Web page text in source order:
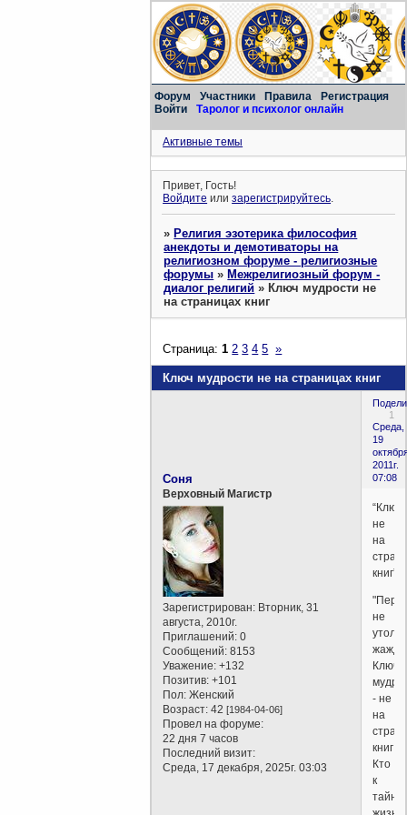
Форум Участники Правила
Регистрация
Войти
Таролог и психолог онлайн
Активные темы
Привет, Гость!
Войдите илизарегистрируйтесь.
»Религия эзотерика философия
анекдоты и демотиваторы на
религиозном форуме - религиозные
форумы »Межрелигиозный форум -
диалог религий »Ключ мудрости не
на страницах книг
Ключ мудрости не на страницах книг
Страница:1 2 3 4 5 »
1
Среда,
19
2011г.
07:08
Соня
Верховный Магистр
Зарегистрирован: Вторник, 31
августа, 2010г.
Приглашений: 0
Сообщений: 8153
Уважение: +132
Позитив: +101
Пол: Женский
Возраст: 42[1984-04-06]
Провел на форуме:
22 дня 7 часов
Последний визит:
Среда, 17 декабря, 2025г. 03:03
“Ключ
не
на
книг”
не
жажды
Ключ
- не
на
книг
Кто
к
тайне